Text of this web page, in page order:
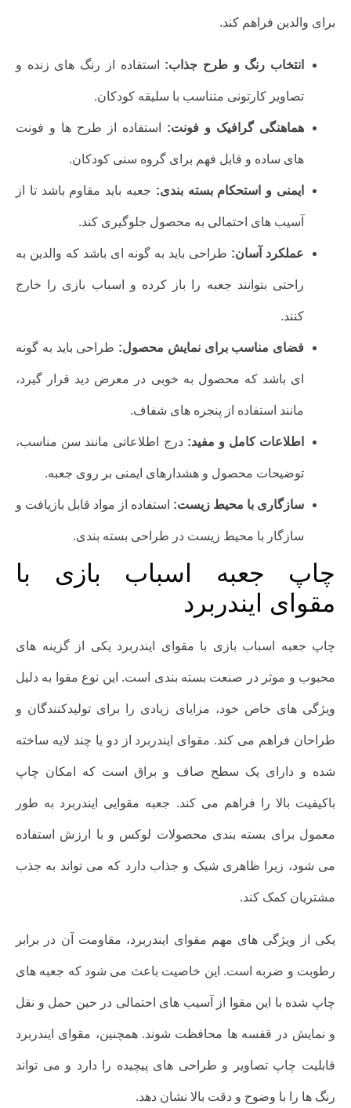
برای والدین فراهم کند.
انتخاب رنگ و طرح جذاب: استفاده از رنگ های زنده و
تصاویر کارتونی متناسب با سلیقه کودکان.
هماهنگی گرافیک و فونت: استفاده از طرح ها و فونت
های ساده و قابل فهم برای گروه سنی کودکان.
ایمنی و استحکام بسته بندی: جعبه باید مقاوم باشد تا از
آسیب های احتمالی به محصول جلوگیری کند.
عملکرد آسان: طراحی باید به گونه ای باشد که والدین به
راحتی بتوانند جعبه را باز کرده و اسباب بازی را خارج
کنند.
فضای مناسب برای نمایش محصول: طراحی باید به گونه
ای باشد که محصول به خوبی در معرض دید قرار گیرد،
مانند استفاده از پنجره های شفاف.
اطلاعات کامل و مفید: درج اطلاعاتی مانند سن مناسب،
توضیحات محصول و هشدارهای ایمنی بر روی جعبه.
سازگاری با محیط زیست: استفاده از مواد قابل بازیافت و
سازگار با محیط زیست در طراحی بسته بندی.
چاپ جعبه اسباب بازی با
مقوای ایندربرد
چاپ جعبه اسباب بازی با مقوای ایندربرد یکی از گزینه های
محبوب و موثر در صنعت بسته بندی است. این نوع مقوا به دلیل
ویژگی های خاص خود، مزایای زیادی را برای تولیدکنندگان و
طراحان فراهم می کند. مقوای ایندربرد از دو یا چند لایه ساخته
شده و دارای یک سطح صاف و براق است که امکان چاپ
باکیفیت بالا را فراهم می کند. جعبه مقوایی ایندربرد به طور
معمول برای بسته بندی محصولات لوکس و با ارزش استفاده
می شود، زیرا ظاهری شیک و جذاب دارد که می تواند به جذب
مشتریان کمک کند.
یکی از ویژگی های مهم مقوای ایندربرد، مقاومت آن در برابر
رطوبت و ضربه است. این خاصیت باعث می شود که جعبه های
چاپ شده با این مقوا از آسیب های احتمالی در حین حمل و نقل
و نمایش در قفسه ها محافظت شوند. همچنین، مقوای ایندربرد
قابلیت چاپ تصاویر و طراحی های پیچیده را دارد و می تواند
رنگ ها را با وضوح و دقت بالا نشان دهد.